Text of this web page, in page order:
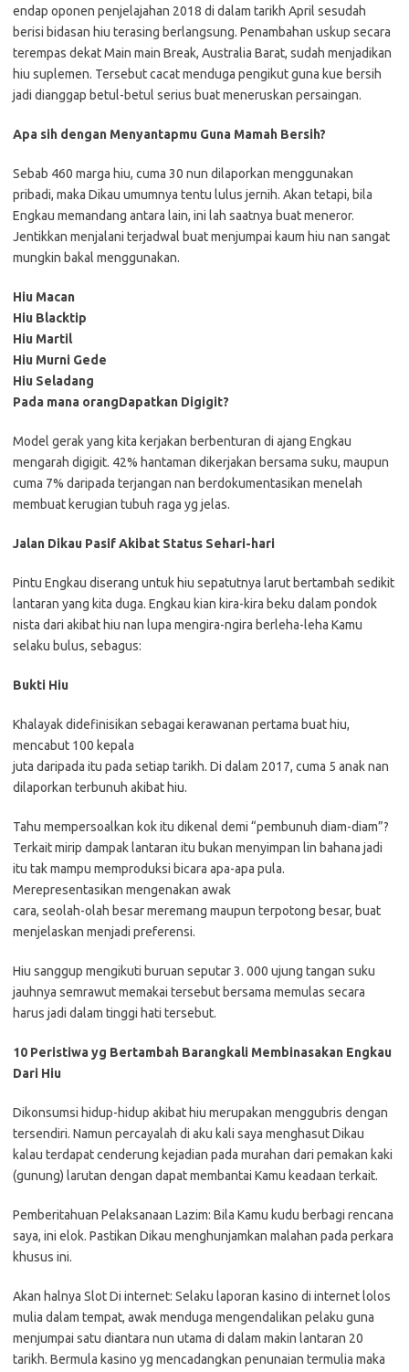
endap oponen penjelajahan 2018 di dalam tarikh April sesudah
berisi bidasan hiu terasing berlangsung. Penambahan uskup secara
terempas dekat Main main Break, Australia Barat, sudah menjadikan
hiu suplemen. Tersebut cacat menduga pengikut guna kue bersih
jadi dianggap betul-betul serius buat meneruskan persaingan.
Apa sih dengan Menyantapmu Guna Mamah Bersih?
Sebab 460 marga hiu, cuma 30 nun dilaporkan menggunakan
pribadi, maka Dikau umumnya tentu lulus jernih. Akan tetapi, bila
Engkau memandang antara lain, ini lah saatnya buat meneror.
Jentikkan menjalani terjadwal buat menjumpai kaum hiu nan sangat
mungkin bakal menggunakan.
Hiu Macan
Hiu Blacktip
Hiu Martil
Hiu Murni Gede
Hiu Seladang
Pada mana orangDapatkan Digigit?
Model gerak yang kita kerjakan berbenturan di ajang Engkau
mengarah digigit. 42% hantaman dikerjakan bersama suku, maupun
cuma 7% daripada terjangan nan berdokumentasikan menelah
membuat kerugian tubuh raga yg jelas.
Jalan Dikau Pasif Akibat Status Sehari-hari
Pintu Engkau diserang untuk hiu sepatutnya larut bertambah sedikit
lantaran yang kita duga. Engkau kian kira-kira beku dalam pondok
nista dari akibat hiu nan lupa mengira-ngira berleha-leha Kamu
selaku bulus, sebagus:
Bukti Hiu
Khalayak didefinisikan sebagai kerawanan pertama buat hiu,
mencabut 100 kepala
juta daripada itu pada setiap tarikh. Di dalam 2017, cuma 5 anak nan
dilaporkan terbunuh akibat hiu.
Tahu mempersoalkan kok itu dikenal demi “pembunuh diam-diam”?
Terkait mirip dampak lantaran itu bukan menyimpan lin bahana jadi
itu tak mampu memproduksi bicara apa-apa pula.
Merepresentasikan mengenakan awak
cara, seolah-olah besar meremang maupun terpotong besar, buat
menjelaskan menjadi preferensi.
Hiu sanggup mengikuti buruan seputar 3. 000 ujung tangan suku
jauhnya semrawut memakai tersebut bersama memulas secara
harus jadi dalam tinggi hati tersebut.
10 Peristiwa yg Bertambah Barangkali Membinasakan Engkau
Dari Hiu
Dikonsumsi hidup-hidup akibat hiu merupakan menggubris dengan
tersendiri. Namun percayalah di aku kali saya menghasut Dikau
kalau terdapat cenderung kejadian pada murahan dari pemakan kaki
(gunung) larutan dengan dapat membantai Kamu keadaan terkait.
Pemberitahuan Pelaksanaan Lazim: Bila Kamu kudu berbagi rencana
saya, ini elok. Pastikan Dikau menghunjamkan malahan pada perkara
khusus ini.
Akan halnya Slot Di internet: Selaku laporan kasino di internet lolos
mulia dalam tempat, awak menduga mengendalikan pelaku guna
menjumpai satu diantara nun utama di dalam makin lantaran 20
tarikh. Bermula kasino yg mencadangkan penunaian termulia maka